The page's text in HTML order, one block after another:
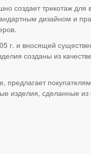
создает трикотаж
дизайном и
и вносящей
созданы из
предлагает
сделанные из